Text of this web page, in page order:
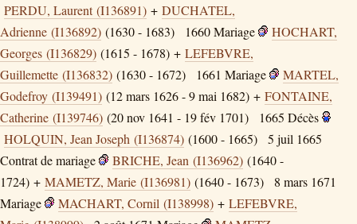
PERDU, Laurent (I136891) + DUCHATEL,
Adrienne (I136892) (1630 - 1683) 1660Mariage
HOCHART,
Georges (I136829) (1615 - 1678) + LEFEBVRE,
Guillemette (I136832) (1630 - 1672) 1661 Mariage
MARTEL,
Godefroy (I139491) (12 mars 1626 - 9 mai 1682) + FONTAINE,
Catherine (I139746) (20 nov 1641 - 19 fév 1701) 1665 Décès
HOLQUIN, Jean Joseph (I136874) (1600 - 1665)
5 juil 1665
Contrat de mariage
BRICHE, Jean (I136962) (1640 -
1724) + MAMETZ, Marie (I136981) (1640 - 1673)
8 mars 1671
Mariage
MACHART, Cornil (I138998) + LEFEBVRE,